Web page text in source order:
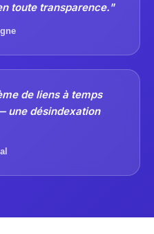
toute transparence."
de liens à temps
une désindexation